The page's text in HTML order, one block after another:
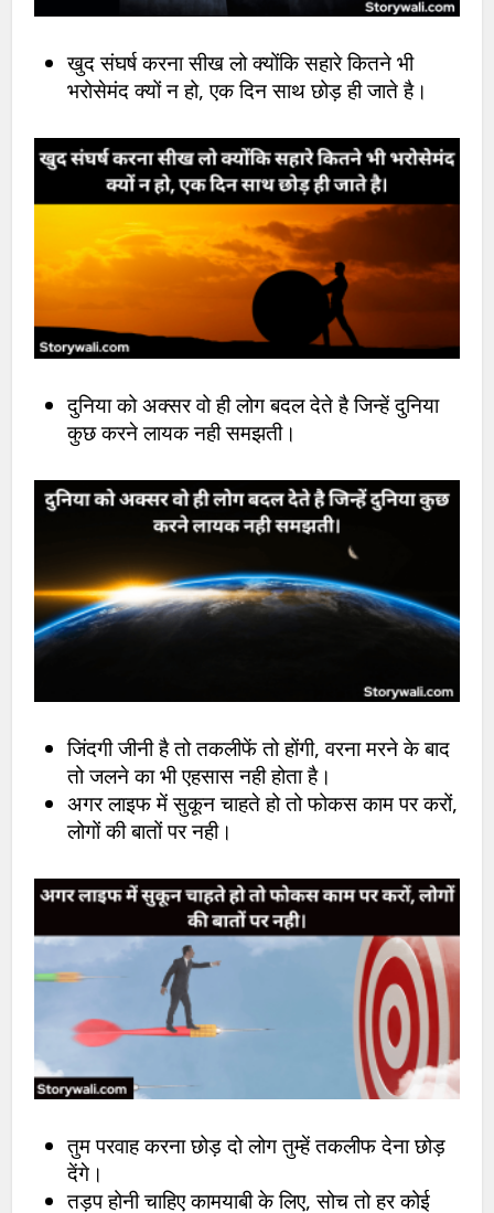
खुद संघर्ष करना सीख लो क्योंकि सहारे कितने भी
भरोसेमंद क्यों न हो, एक दिन साथ छोड़ ही जाते है।
दुनिया को अक्सर वो ही लोग बदल देते है जिन्हें दुनिया
कुछ करने लायक नही समझती।
जिंदगी जीनी है तो तकलीफें तो होंगी, वरना मरने के बाद
तो जलने का भी एहसास नही होता है।
अगर लाइफ में सुकून चाहते हो तो फोकस काम पर करों,
लोगों की बातों पर नही।
तुम परवाह करना छोड़ दो लोग तुम्हें तकलीफ देना छोड़
देंगे।
तड़प होनी चाहिए कामयाबी के लिए, सोच तो हर कोई